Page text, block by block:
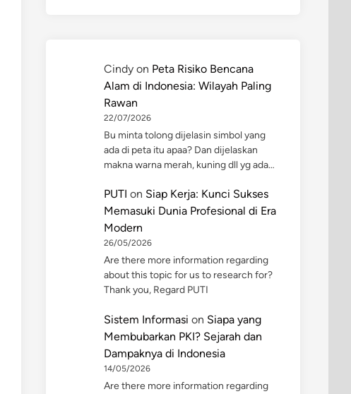
Cindy on Peta Risiko Bencana
Alam di Indonesia: Wilayah Paling
Rawan
22/07/2026
Bu minta tolong dijelasin simbol yang
ada di peta itu apaa? Dan dijelaskan
makna warna merah, kuning dll yg ada…
PUTI on Siap Kerja: Kunci Sukses
Memasuki Dunia Profesional di Era
Modern
26/05/2026
Are there more information regarding
about this topic for us to research for?
Thank you, Regard PUTI
Sistem Informasi on Siapa yang
Membubarkan PKI? Sejarah dan
Dampaknya di Indonesia
14/05/2026
Are there more information regarding